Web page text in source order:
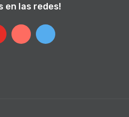
en las redes!